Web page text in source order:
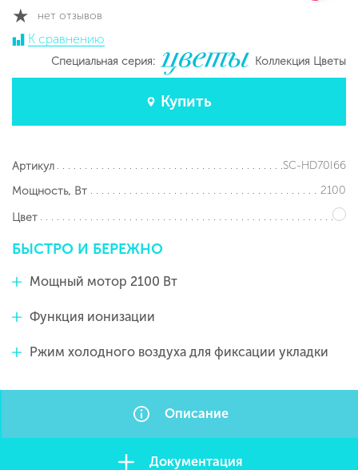
нет отзывов
К сравнению
Специальная серия: Коллекция Цветы
Купить
Артикул
SC-HD70I66
Мощность, Вт
2100
Цвет
БЫСТРО И БЕРЕЖНО
Мощный мотор 2100 Вт
Функция ионизации
Ржим холодного воздуха для фиксации укладки
Описание
Документация